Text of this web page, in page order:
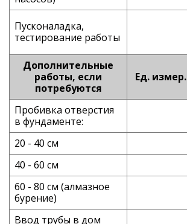
Пусконаладка,
тестирование работы
Дополнительные
работы, если
потребуются
Ед. измер.
Пробивка отверстия
в фундаменте:
20 - 40 см
40 - 60 см
60 - 80 см (алмазное
бурение)
Ввод трубы в дом